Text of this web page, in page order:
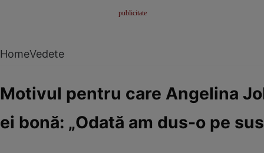
HomeVedete
Motivul pentru care Angelina
ei bonă: „Odată am dus-o pe